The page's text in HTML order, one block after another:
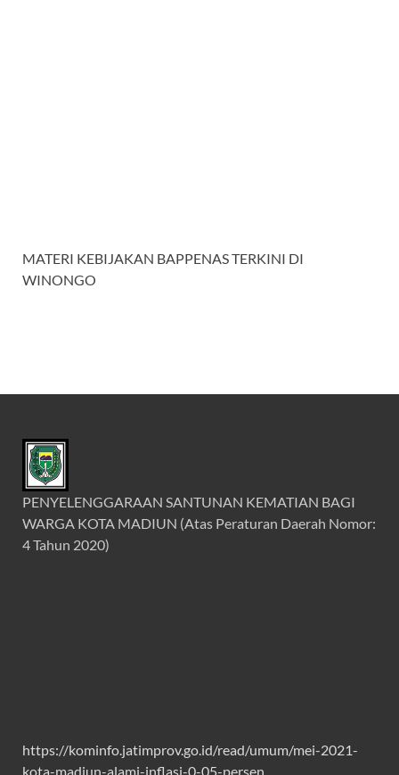
MATERI KEBIJAKAN BAPPENAS TERKINI DI
WINONGO
PENYELENGGARAAN SANTUNAN KEMATIAN BAGI
WARGA KOTA MADIUN (Atas Peraturan Daerah Nomor:
4 Tahun 2020)
https://kominfo.jatimprov.go.id/read/umum/mei-2021-
kota-madiun-alami-inflasi-0-05-persen